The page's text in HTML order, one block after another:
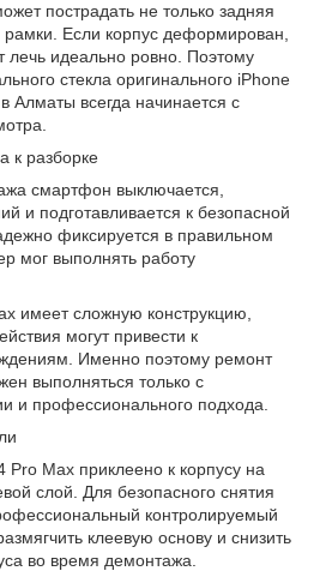
пострадать не только задняя
Если корпус деформирован,
лечь идеально ровно. Поэтому
стекла оригинального iPhone
Алматы всегда начинается с
к разборке
смартфон выключается,
и подготавливается к безопасной
фиксируется в правильном
мог выполнять работу
имеет сложную конструкцию,
могут привести к
Именно поэтому ремонт
выполняться только с
и профессионального подхода.
Pro Max приклеено к корпусу на
слой. Для безопасного снятия
контролируемый
клеевую основу и снизить
во время демонтажа.